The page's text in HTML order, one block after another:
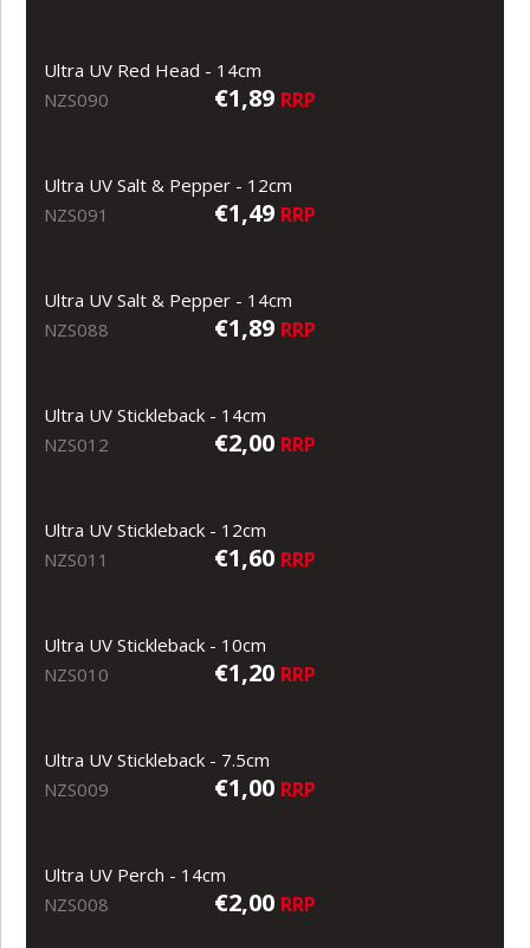
Ultra UV Red Head - 14cm
NZS090
€1,89 RRP
Ultra UV Salt & Pepper - 12cm
NZS091
€1,49 RRP
Ultra UV Salt & Pepper - 14cm
NZS088
€1,89 RRP
Ultra UV Stickleback - 14cm
NZS012
€2,00 RRP
Ultra UV Stickleback - 12cm
NZS011
€1,60 RRP
Ultra UV Stickleback - 10cm
NZS010
€1,20 RRP
Ultra UV Stickleback - 7.5cm
NZS009
€1,00 RRP
Ultra UV Perch - 14cm
NZS008
€2,00 RRP